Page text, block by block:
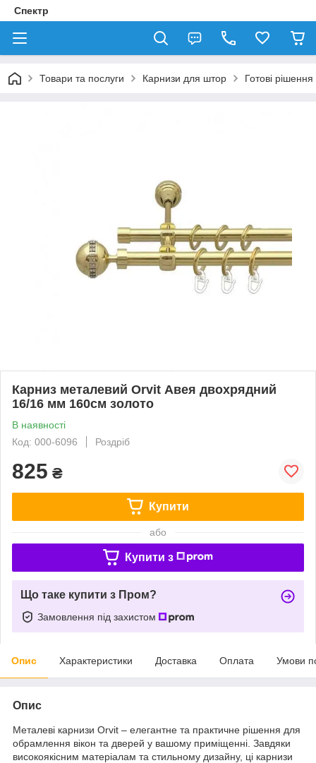
Спектр
Товари та послуги Карнизи для штор Готові рішення
Карниз металевий Orvit Авея двохрядний
16/16 мм 160см золото
В наявності
Код: 000-6096
Роздріб
825 ₴
Купити
або
Купити з
Що таке купити з Пром?
Замовлення під захистом
Опис Характеристики Доставка Оплата Умови
Опис
Металеві карнизи Orvit – елегантне та практичне рішення для
обрамлення вікон та дверей у вашому приміщенні. Завдяки
високоякісним матеріалам та стильному дизайну, ці карнизи